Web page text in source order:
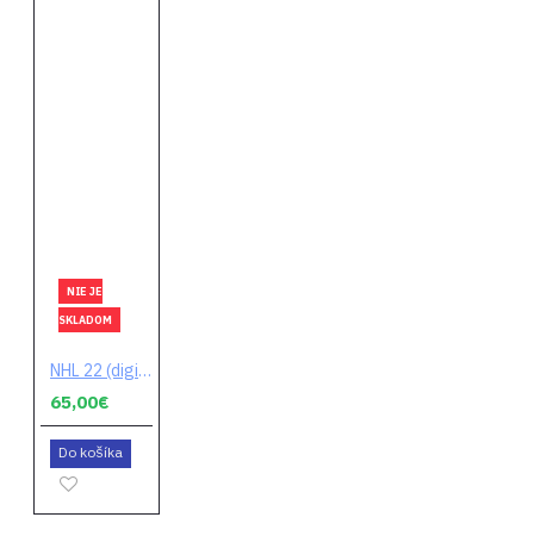
NIE JE
SKLADOM
NHL 22 (digitálny kód)
65,00€
Do košíka